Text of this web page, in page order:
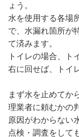
ょう。
水を使用する各場
で、水漏れ箇所が
て済みます。
トイレの場合、ト
右に回せば、トイ
まず水を止めてか
理業者に頼むかの
原因がわからない
点検・調査をして